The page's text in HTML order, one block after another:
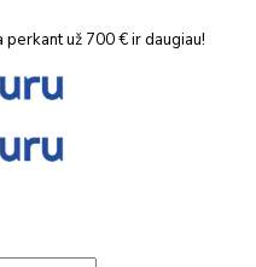
už 700 € ir daugiau!